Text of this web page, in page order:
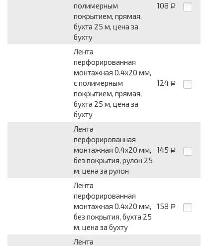
полимерным
покрытием, прямая,
бухта 25 м, цена за
бухту
108 Р
Лента
перфорированная
монтажная 0.4x20 мм,
с полимерным
покрытием, прямая,
бухта 25 м, цена за
бухту
124 Р
Лента
перфорированная
монтажная 0.4x20 мм,
без покрытия, рулон 25
м, цена за рулон
145 Р
Лента
перфорированная
монтажная 0.4x20 мм,
без покрытия, бухта 25
м, цена за бухту
158 Р
Лента